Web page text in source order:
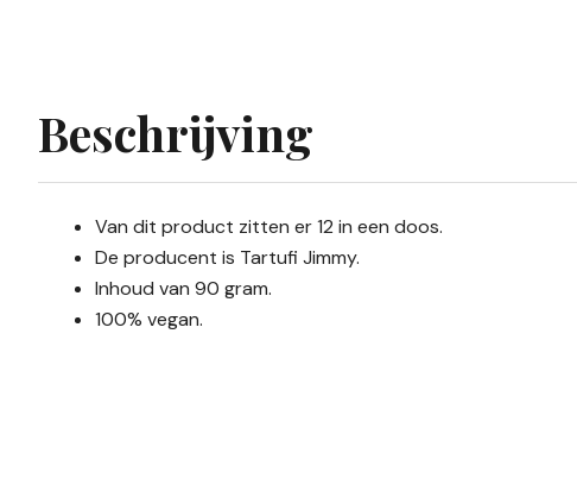
Beschrijving
Van dit product zitten er 12 in een doos.
De producent is Tartufi Jimmy.
Inhoud van 90 gram.
100% vegan.